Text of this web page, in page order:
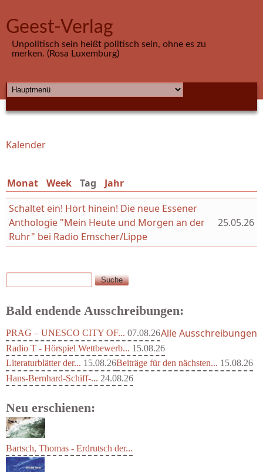
Geest-Verlag
Unpolitisch sein heißt politisch sein, ohne es zu
merken. (Rosa Luxemburg)
HAUPTMENÜ
Sie sind hier
Kalender
Monat Week Tag (aktiver Reiter)
Jahr
Schaltet ein! Hört hinein! Die neue Essener
Anthologie "Mein Heute und Morgen an der
Ruhr" bei Radio Emscher/Lippe
25.05.26
Suchformular
Suche
Bald endende Ausschreibungen:
PRAG – UNESCO CITY OF... 07.08.26
Radio T - Hörspiel Wettbewerb... 15.08.26
Literaturblätter der... 15.08.26Beiträge für den nächsten... 15.08.26
Hans-Bernhard-Schiff-... 24.08.26
Alle Ausschreibungen
Neu erschienen:
Bartsch, Thomas - Erdrutsch der...